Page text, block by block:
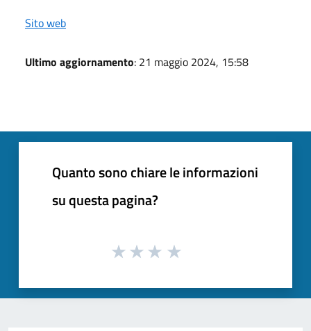
Sito web
Ultimo aggiornamento: 21 maggio 2024, 15:58
Quanto sono chiare le informazioni
su questa pagina?